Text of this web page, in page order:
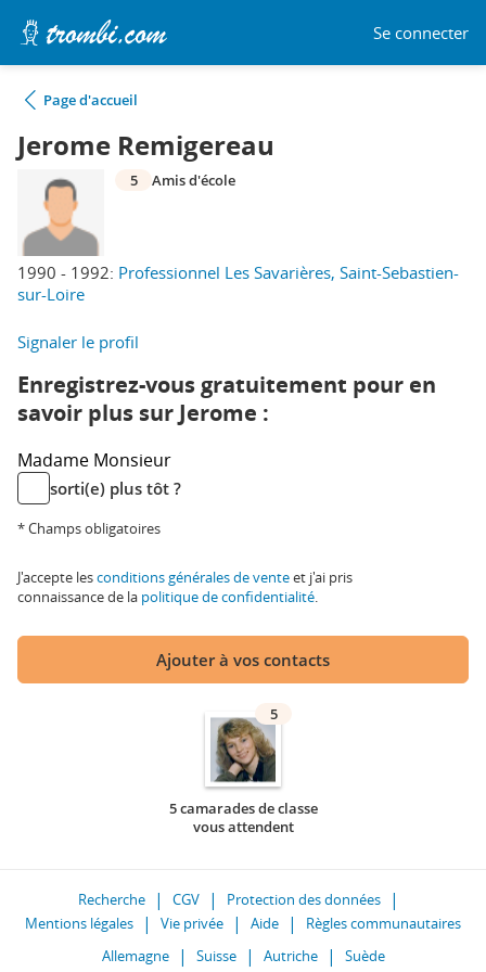
Se connecter
Page d'accueil
Jerome Remigereau
1990 - 1992: Professionnel Les Savarières, Saint-Sebastien-
sur-Loire
5 Amis d'école
Signaler le profil
Enregistrez-vous gratuitement pour en
savoir plus sur Jerome :
Madame Monsieur
sorti(e) plus tôt ?
* Champs obligatoires
J'accepte lesconditions générales de venteet j'ai pris
connaissance de la politique de confidentialité.
Ajouter à vos contacts
5
5 camarades de classe
vous attendent
Recherche CGV
Protection des données
Mentions légales
Vie privée Aide
Règles communautaires
Allemagne
Suisse Autriche Suède